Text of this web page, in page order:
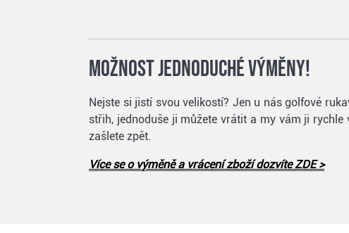
Možnost jednoduché výměny!
Nejste si jistí svou velikostí? Jen u nás golfové
střih, jednoduše ji můžete vrátit a my vám ji
zašlete zpět.
Více se o výměně a vrácení zboží dozvíte ZDE >